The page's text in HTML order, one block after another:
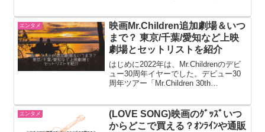
を総なめにして大きな話題を集めた
「SHOGUN将軍」。このド...
エンタメ
映画Mr.Children追加劇場＆いつ
まで？ 東京/千葉/愛知など上映
劇場とセットリストを紹介
はじめに2022年は、Mr.Childrenのデビ
ュー30周年イヤーでした。デビュー30
周年ツアー「Mr.Children 30th
「GIFT f...
エンタメ
(LOVE SONG)映画のｸﾞｯｽﾞいつ
からどこで買える？ｵﾝﾗｲﾝや通販